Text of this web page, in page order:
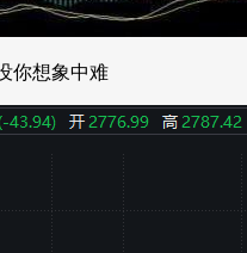
你想象中难